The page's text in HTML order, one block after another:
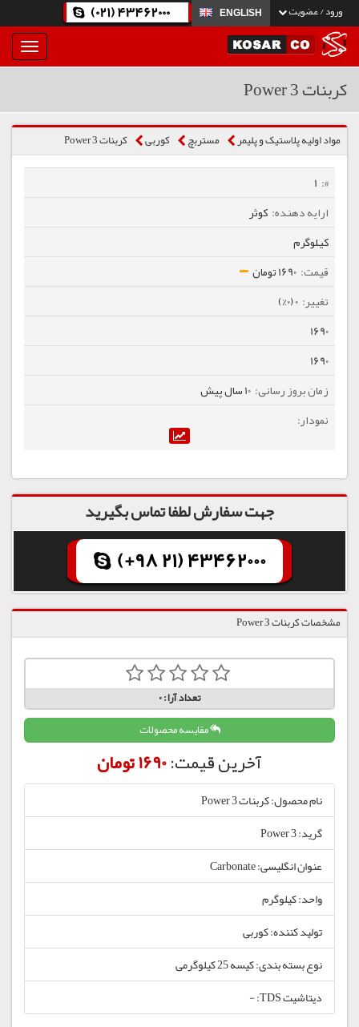
ورود / عضویت ENGLISH
(021) 43462000
بار
و
کربنات Power 3
مواد اولیه پلاستیک و پلیمر مستربچ كوربی کربنات Power 3
1
کوثر
کیلوگرم
1690 تومان
0 (0%)
1690
1690
10 سال پیش
جهت سفارش لطفا تماس بگیرید
(+98 21) 43462000
مشخصات کربنات Power 3
تعداد آرا:0
مقایسه محصولات
آخرین قیمت:1690 تومان
نام محصول: کربنات Power 3
گرید: Power 3
عنوان انگلیسی: Carbonate
واحد: کیلوگرم
تولید کننده: کوربی
نوع بسته بندی: کیسه 25 کیلوگرمی
دیتاشیت TDS: -